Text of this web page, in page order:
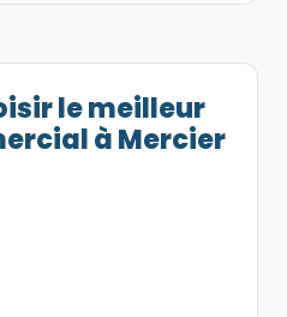
le meilleur
à Mercier